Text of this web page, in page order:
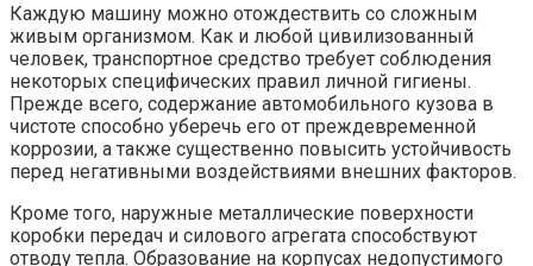
Каждую машину можно отождествить со сложным
живым организмом. Как и любой цивилизованный
человек, транспортное средство требует соблюдения
некоторых специфических правил личной гигиены.
Прежде всего, содержание автомобильного кузова в
чистоте способно уберечь его от преждевременной
коррозии, а также существенно повысить устойчивость
перед негативными воздействиями внешних факторов.
Кроме того, наружные металлические поверхности
коробки передач и силового агрегата способствуют
отводу тепла. Образование на корпусах недопустимого